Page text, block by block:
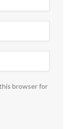
browser for